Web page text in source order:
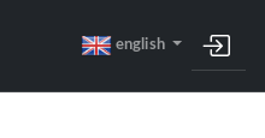
english